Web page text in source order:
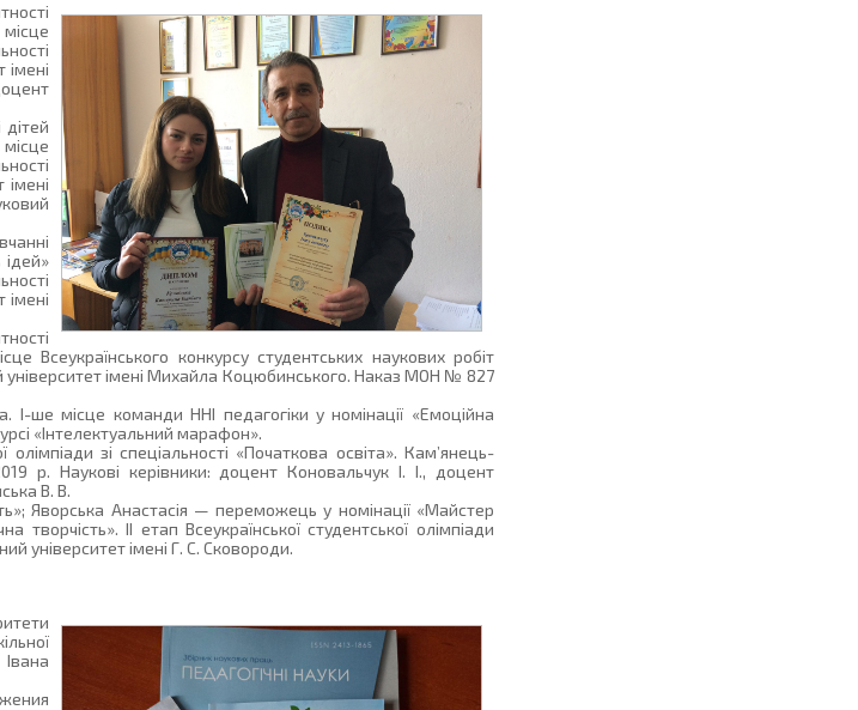
імені
Всеукраїнського конкурсу студентських наукових робіт
університет імені Михайла Коцюбинського. Наказ МОН № 827
І-ше місце команди ННІ педагогіки у номінації «Емоційна
«Інтелектуальний марафон».
олімпіади зі спеціальності «Початкова освіта». Кам’янець-
р. Наукові керівники: доцент Коновальчук І. І., доцент
В. В.
Яворська Анастасія — переможець у номінації «Майстер
ІІ етап Всеукраїнської студентської олімпіади
університет імені Г. С. Сковороди.